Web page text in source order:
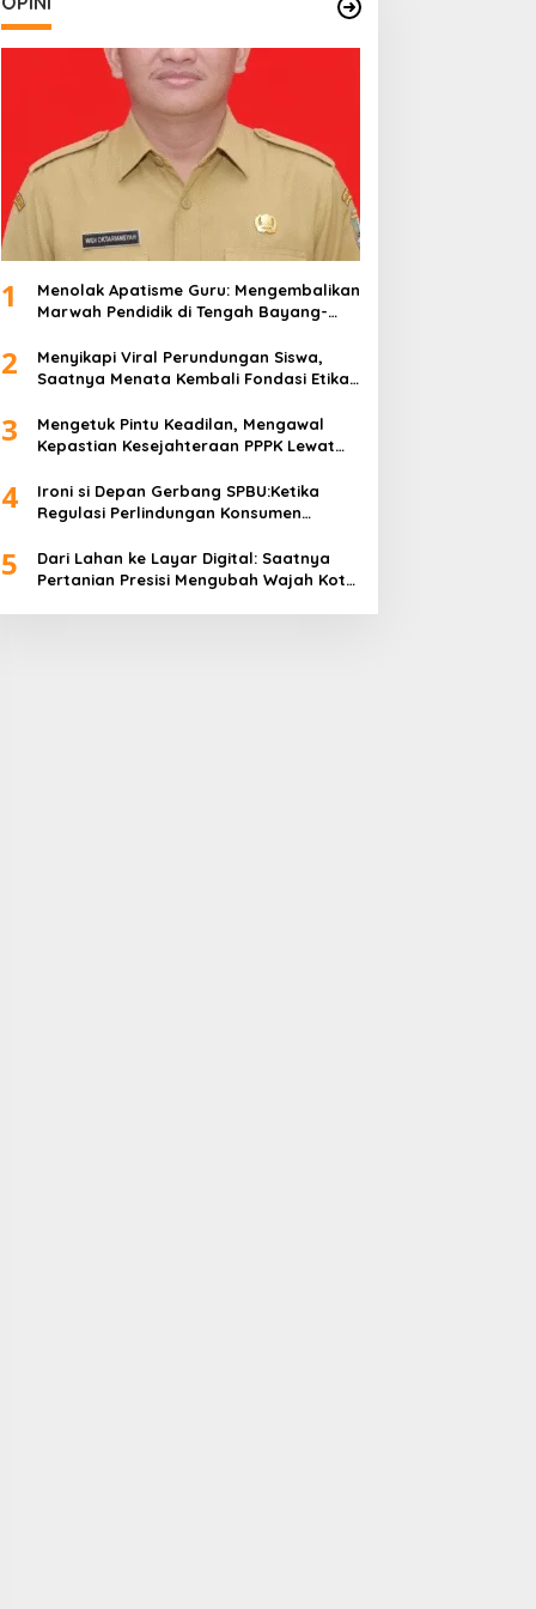
1
Menolak Apatisme Guru: Mengembalikan
Marwah Pendidik di Tengah Bayang-
2
Menyikapi Viral Perundungan Siswa,
Saatnya Menata Kembali Fondasi Etika
3
Mengetuk Pintu Keadilan, Mengawal
Kepastian Kesejahteraan PPPK Lewat
4
Ironi si Depan Gerbang SPBU:Ketika
Regulasi Perlindungan Konsumen
5
Dari Lahan ke Layar Digital: Saatnya
Pertanian Presisi Mengubah Wajah Kota